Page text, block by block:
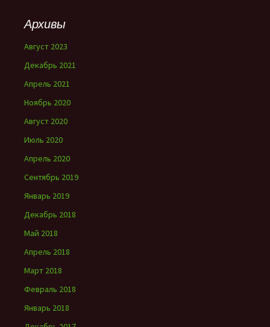
Архивы
Август 2023
Декабрь 2021
Апрель 2021
Ноябрь 2020
Август 2020
Июль 2020
Апрель 2020
Сентябрь 2019
Январь 2019
Декабрь 2018
Май 2018
Апрель 2018
Март 2018
Февраль 2018
Январь 2018